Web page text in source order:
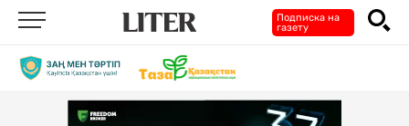
Подписка на
газету